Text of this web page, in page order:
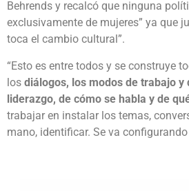
Behrends y recalcó que ninguna
exclusivamente de mujeres” ya que
toca el cambio cultural”.
“Esto es entre todos y se construye
los diálogos, los modos de trabajo y
liderazgo, de cómo se habla y de
trabajar en instalar los temas,
mano, identificar. Se va